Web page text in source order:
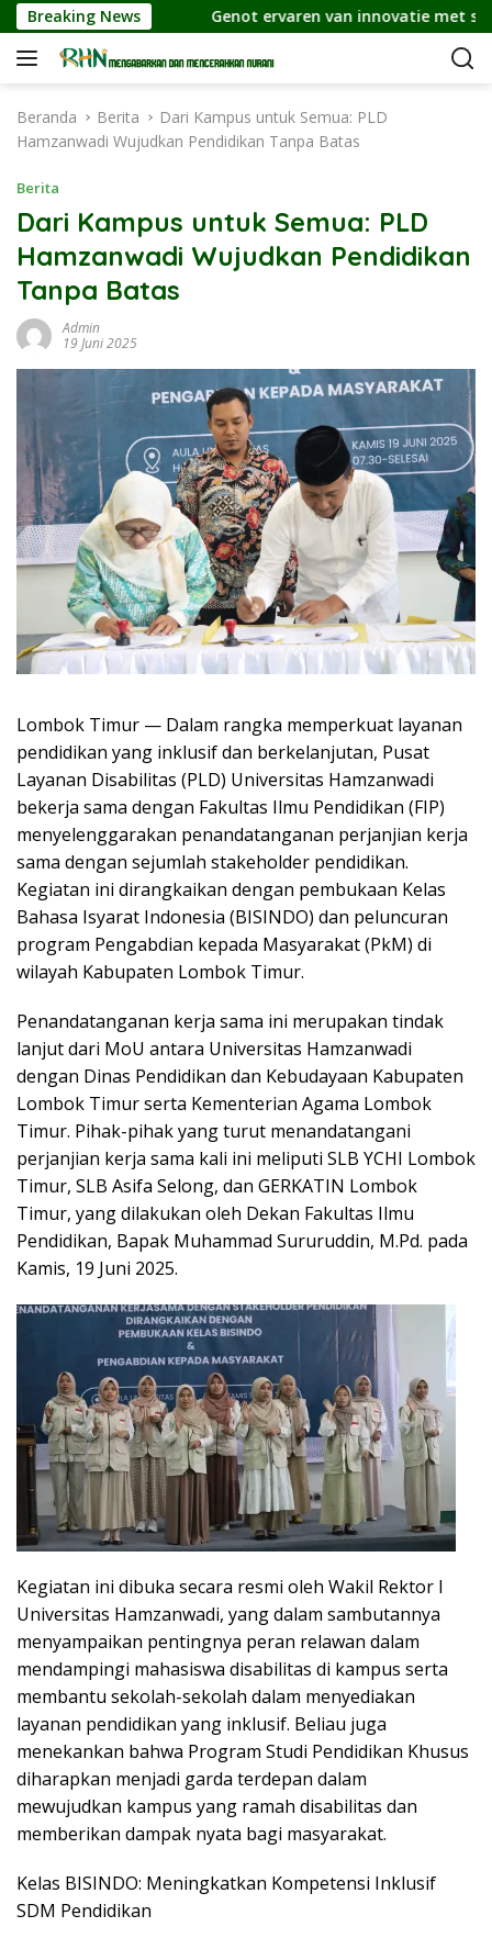
a
Breaking News Genot ervaren van innovatie met spin
Beranda Berita
Dari Kampus untuk Semua: PLD
Hamzanwadi Wujudkan Pendidikan Tanpa Batas
Berita
Dari Kampus untuk Semua: PLD
Hamzanwadi Wujudkan Pendidikan
Tanpa Batas
Admin
19 Juni 2025
Lombok Timur — Dalam rangka memperkuat layanan
pendidikan yang inklusif dan berkelanjutan, Pusat
Layanan Disabilitas (PLD) Universitas Hamzanwadi
bekerja sama dengan Fakultas Ilmu Pendidikan (FIP)
menyelenggarakan penandatanganan perjanjian kerja
sama dengan sejumlah stakeholder pendidikan.
Kegiatan ini dirangkaikan dengan pembukaan Kelas
Bahasa Isyarat Indonesia (BISINDO) dan peluncuran
program Pengabdian kepada Masyarakat (PkM) di
wilayah Kabupaten Lombok Timur.
Penandatanganan kerja sama ini merupakan tindak
lanjut dari MoU antara Universitas Hamzanwadi
dengan Dinas Pendidikan dan Kebudayaan Kabupaten
Lombok Timur serta Kementerian Agama Lombok
Timur. Pihak-pihak yang turut menandatangani
perjanjian kerja sama kali ini meliputi SLB YCHI Lombok
Timur, SLB Asifa Selong, dan GERKATIN Lombok
Timur, yang dilakukan oleh Dekan Fakultas Ilmu
Pendidikan, Bapak Muhammad Sururuddin, M.Pd. pada
Kamis, 19 Juni 2025.
Kegiatan ini dibuka secara resmi oleh Wakil Rektor I
Universitas Hamzanwadi, yang dalam sambutannya
menyampaikan pentingnya peran relawan dalam
mendampingi mahasiswa disabilitas di kampus serta
membantu sekolah-sekolah dalam menyediakan
layanan pendidikan yang inklusif. Beliau juga
menekankan bahwa Program Studi Pendidikan Khusus
diharapkan menjadi garda terdepan dalam
mewujudkan kampus yang ramah disabilitas dan
memberikan dampak nyata bagi masyarakat.
Kelas BISINDO: Meningkatkan Kompetensi Inklusif
SDM Pendidikan